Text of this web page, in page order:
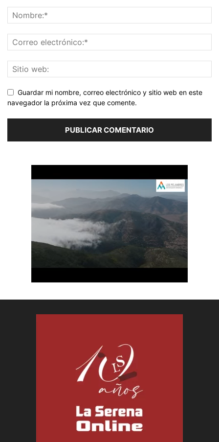
Guardar mi nombre, correo electrónico y sitio web en este
navegador la próxima vez que comente.